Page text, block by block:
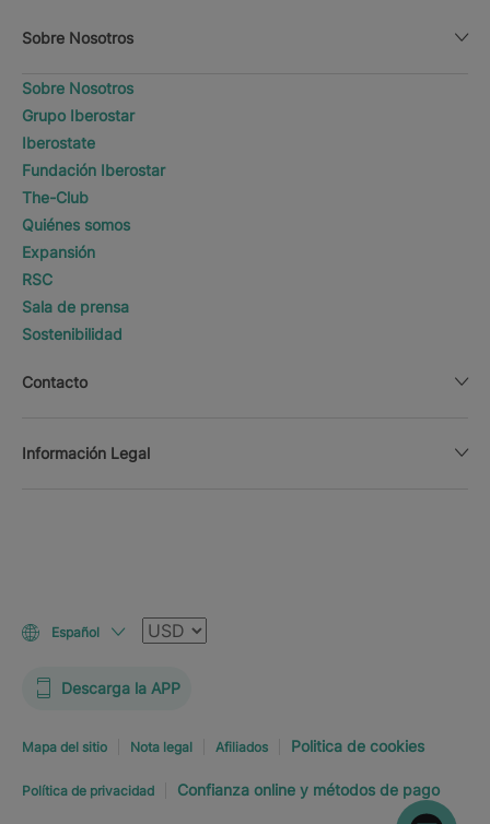
Sobre Nosotros
Sobre Nosotros
Grupo Iberostar
Iberostate
Fundación Iberostar
The-Club
Quiénes somos
Expansión
RSC
Sala de prensa
Sostenibilidad
Contacto
Información Legal
Español Moneda
Descarga la APP
Mapa del sitio Nota legal Afiliados Politica de cookies
Política de privacidad Confianza online y métodos de pago